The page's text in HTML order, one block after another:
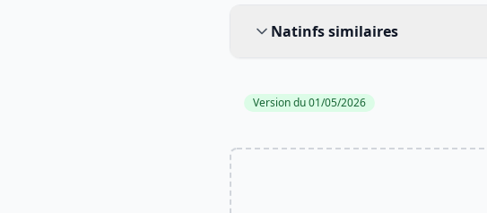
Natinfs similaires
Version du 01/05/2026